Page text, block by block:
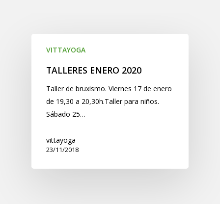
VITTAYOGA
TALLERES ENERO 2020
Taller de bruxismo. Viernes 17 de enero
de 19,30 a 20,30h.Taller para niños.
Sábado 25…
vittayoga
23/11/2018